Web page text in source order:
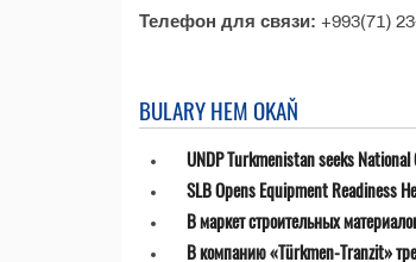
Телефон для связи: +993(71)
BULARY HEM OKAŇ
UNDP Turkmenistan seeks
SLB Opens Equipment Readiness
В маркет строительных
В компанию «Türkmen-Tranzit»